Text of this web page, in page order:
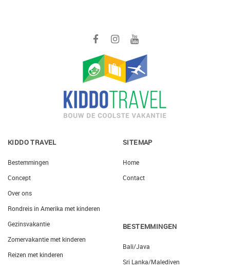
KIDDO TRAVEL
Bestemmingen
Concept
Over ons
Rondreis in Amerika met kinderen
Gezinsvakantie
Zomervakantie met kinderen
Reizen met kinderen
SITEMAP
Home
Contact
BESTEMMINGEN
Bali/Java
Sri Lanka/Malediven